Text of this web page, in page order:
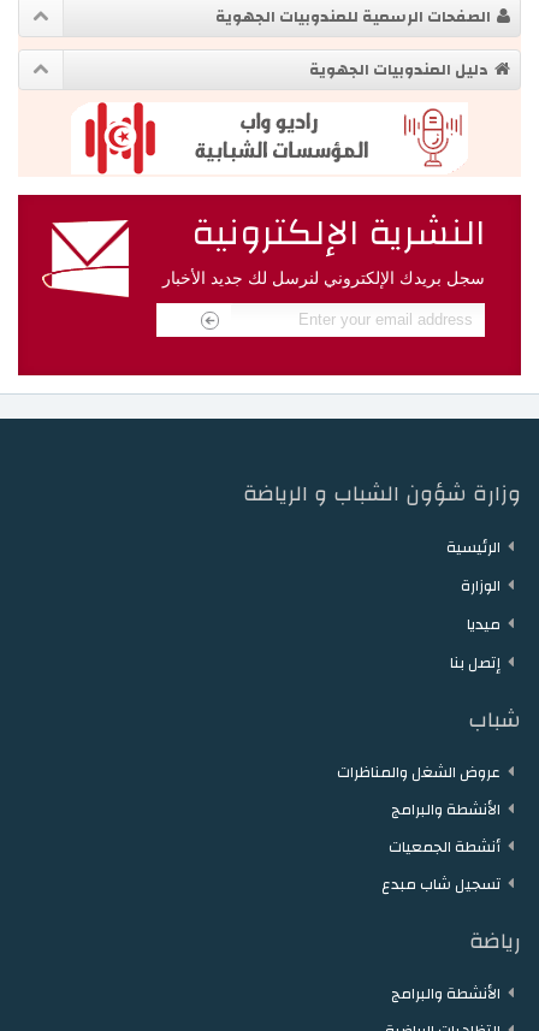
الصفحات الرسمية للمندوبيات الجهوية
دليل المندوبيات الجهوية
النشرية الإلكترونية
سجل بريدك الإلكتروني لنرسل لك جديد الأخبار
وزارة شؤون الشباب و الرياضة
الرئيسية
الوزارة
ميديا
إتصل بنا
شباب
عروض الشغل والمناظرات
الأنشطة والبرامج
أنشطة الجمعيات
تسجيل شاب مبدع
رياضة
الأنشطة والبرامج